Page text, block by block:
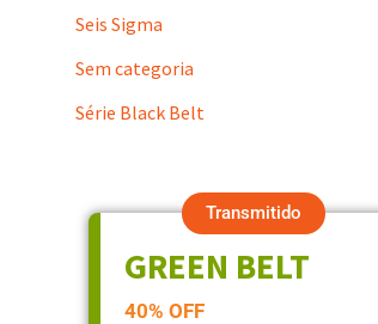
Seis Sigma
Sem categoria
Série Black Belt
Transmitido
GREEN BELT
40% OFF